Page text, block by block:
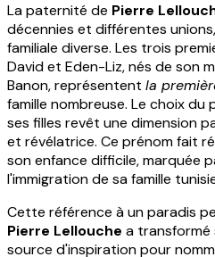
La paternité de Pierre
décennies et différentes
familiale diverse. Les trois
David et Eden-Liz, nés de son
Banon, représentent la
famille nombreuse. Le choix du
ses filles revêt une dimension
et révélatrice. Ce prénom fait
son enfance difficile, marquée
l'immigration de sa famille
Cette référence à un paradis
Pierre Lellouche a transformé
source d'inspiration pour